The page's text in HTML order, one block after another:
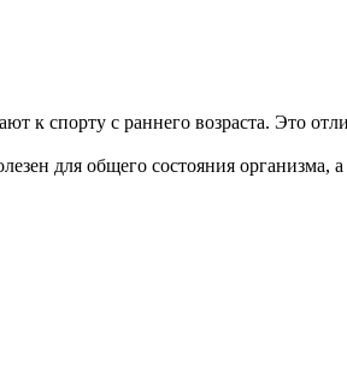
к спорту с раннего возраста. Это
для общего состояния